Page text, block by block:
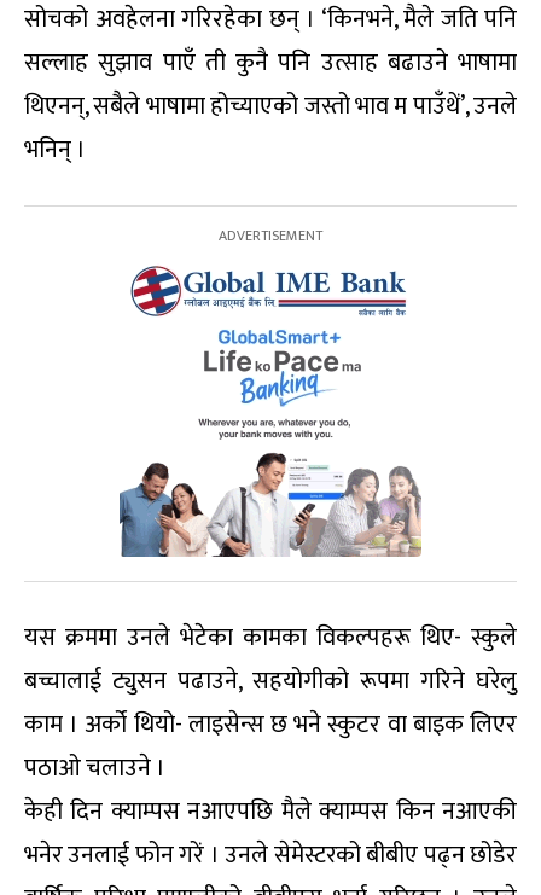
सोचको अवहेलना गरिरहेका छन् । ‘किनभने, मैले जति पनि
सल्लाह सुझाव पाएँ ती कुनै पनि उत्साह बढाउने भाषामा
थिएनन्, सबैले भाषामा होच्याएको जस्तो भाव म पाउँथें’, उनले
भनिन् ।
यस क्रममा उनले भेटेका कामका विकल्पहरू थिए- स्कुले
बच्चालाई ट्युसन पढाउने, सहयोगीको रूपमा गरिने घरेलु
काम । अर्को थियो- लाइसेन्स छ भने स्कुटर वा बाइक लिएर
पठाओ चलाउने ।
केही दिन क्याम्पस नआएपछि मैले क्याम्पस किन नआएकी
भनेर उनलाई फोन गरें । उनले सेमेस्टरको बीबीए पढ्न छोडेर